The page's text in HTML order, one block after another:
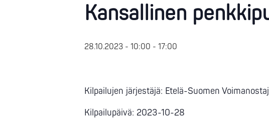
Kansallinen
28.10.2023 - 10:00 - 17:00
Kilpailujen järjestäjä: Etelä-Suomen
Kilpailupäivä: 2023-10-28